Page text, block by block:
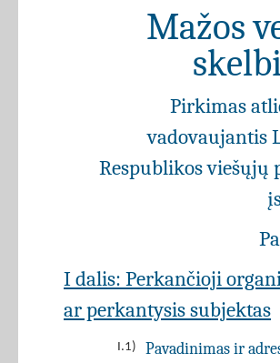
Mažos
Pirkimas
vadovaujantis
Respublikos viešųjų
I dalis: Perkančioji
ar perkantysis subjektas
I.1) Pavadinimas ir